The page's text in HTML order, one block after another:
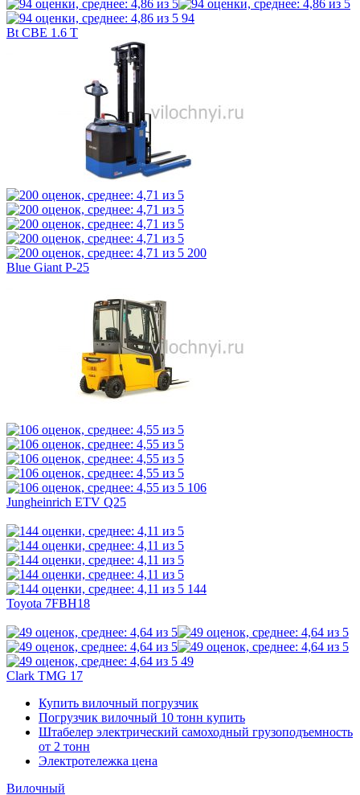
94
Bt CBE 1.6 T
200
Blue Giant P-25
106
Jungheinrich ETV Q25
144
Toyota 7FBH18
49
Clark TMG 17
Купить вилочный погрузчик
Погрузчик вилочный 10 тонн купить
Штабелер электрический самоходный грузоподъемность
от 2 тонн
Электротележка цена
Вилочный